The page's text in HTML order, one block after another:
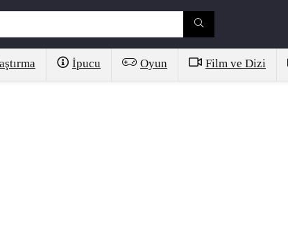
İpucu Oyun Film ve Dizi